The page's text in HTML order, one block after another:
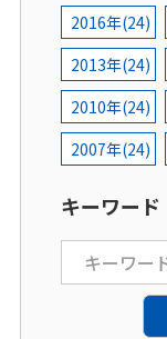
2016年(24)
2013年(24)
2010年(24)
2007年(24)
キーワード